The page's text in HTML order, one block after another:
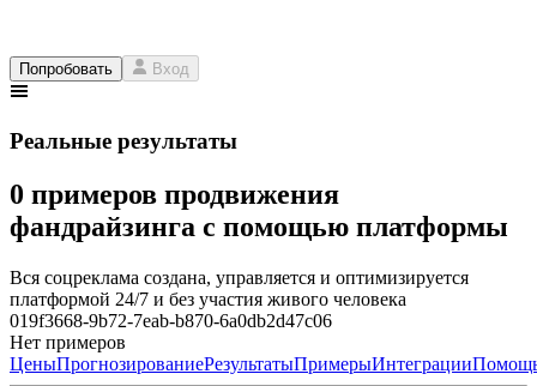
Попробовать Вход
Реальные результаты
0 примеров продвижения
фандрайзинга с помощью платформы
Вся соцреклама создана, управляется и оптимизируется
платформой 24/7 и без участия живого человека
019f3668-9b72-7eab-b870-6a0db2d47c06
Нет примеров
ЦеныПрогнозированиеРезультатыПримерыИнтеграции